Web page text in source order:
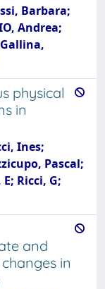
Barbara;
Andrea;
physical
in
Ines;
Pascal;
Ricci, G;
and
in